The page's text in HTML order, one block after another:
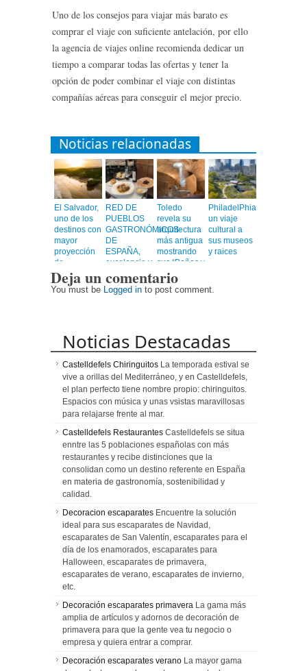
Uno de los consejos para viajar más barato es
comprar el viaje con suficiente antelación, por ello
la agencia de viajes online recomienda dedicar un
tiempo a comparar todas las ofertas y tener la
opción de poder combinar el viaje con distintas
compañías aéreas para conseguir el mejor precio.
Noticias relacionadas
El Salvador,
uno de los
destinos con
mayor
proyección
de
Centroamérica
RED DE
PUEBLOS
GASTRONÓMICOS
DE
ESPAÑA,
excelencia y
un viaje
emocionante
Toledo
revela su
arquitectura
más antigua
mostrando
sus “Baños y
Mezquitas”
PhiladelPhia,
un viaje
cultural a
sus museos
y raices
Deja un comentario
You must be Logged in to post comment.
Noticias Destacadas
Castelldefels Chiringuitos La temporada estival se
vive a orillas del Mediterráneo, y en Castelldefels,
el plan perfecto tiene nombre propio: chiringuitos.
Espacios con música y unas vsistas maravillosas
para relajarse frente al mar.
Castelldefels Restaurantes Castelldefels se situa
enntre las 5 poblaciones españolas con más
restaurantes y recibe distinciones que la
consolidan como un destino referente en España
en materia de gastronomía, sostenibilidad y
calidad.
Decoracion escaparates Encuentre la solución
ideal para sus escaparates de Navidad,
escaparates de San Valentín, escaparates para el
día de los enamorados, escaparates para
Halloween, escaparates de primavera,
escaparates de verano, escaparates de invierno,
etc.
Decoración escaparates primavera La gama más
amplia de artículos y adornos de decoración de
primavera para que la gente vea tu negocio o
empresa y quiera entrar a comprar.
Decoración escaparates verano La mayor gama